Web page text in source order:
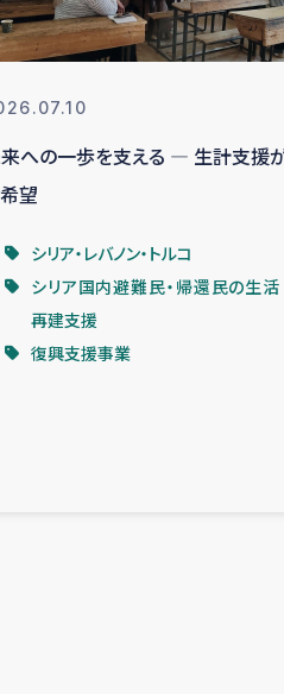
への一歩を支える ― 生計支援
望
シリア・レバノン・トルコ
シリア国内避難民・帰還民の生活
再建支援
復興支援事業